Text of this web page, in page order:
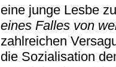
eine junge Lesbe
eines Falles von
zahlreichen
die Sozialisation